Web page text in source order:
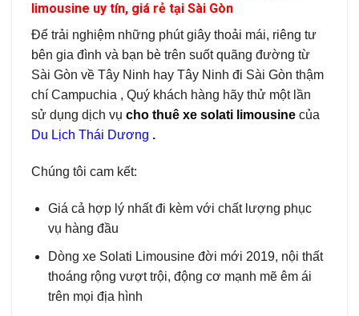
limousine uy tín, giá rẻ tại Sài Gòn
Để trải nghiệm những phút giây thoải mái, riêng tư
bên gia đình và bạn bè trên suốt quãng đường từ
Sài Gòn về Tây Ninh hay Tây Ninh đi Sài Gòn thậm
chí Campuchia , Quý khách hàng hãy thử một lần
sử dụng dịch vụ cho thuê xe solati limousine của
Du Lịch Thái Dương .
Chúng tôi cam kết:
Giá cả hợp lý nhất đi kèm với chất lượng phục
vụ hàng đầu
Dòng xe Solati Limousine đời mới 2019, nội thất
thoáng rộng vượt trội, động cơ mạnh mẽ êm ái
trên mọi địa hình